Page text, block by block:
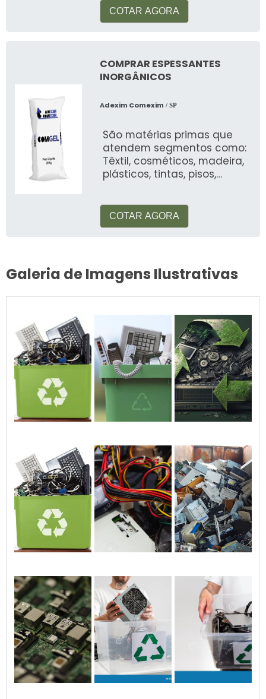
no me
COTAR AGORA
COMPRAR ESPESSANTES
INORGÂNICOS
Adexim Comexim / SP
São matérias primas que
atendem segmentos como:
Têxtil, cosméticos, madeira,
plásticos, tintas, pisos,
COTAR AGORA
Galeria de Imagens Ilustrativas